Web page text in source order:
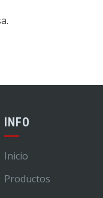
INFO
Inicio
Productos